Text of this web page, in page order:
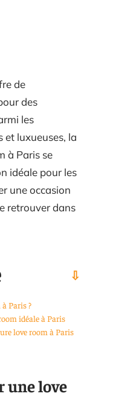
de
des
les
et luxueuses, la
à Paris se
idéale pour les
une occasion
retrouver dans
Paris ?
idéale à Paris
love room à Paris
une love